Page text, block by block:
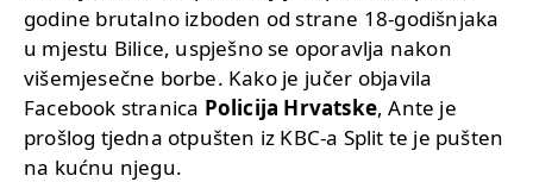
godine brutalno izboden od strane 18-godišnjaka
u mjestu Bilice, uspješno se oporavlja nakon
višemjesečne borbe. Kako je jučer objavila
Facebook stranica Policija Hrvatske, Ante je
prošlog tjedna otpušten iz KBC-a Split te je pušten
na kućnu njegu.